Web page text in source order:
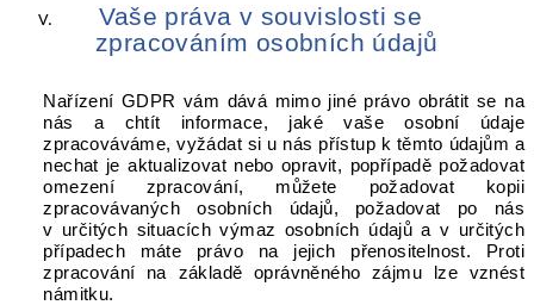
Vaše práva v souvislosti se
zpracováním osobních údajů
Nařízení GDPR vám dává mimo jiné právo obrátit se na
nás a chtít informace, jaké vaše osobní údaje
zpracováváme, vyžádat si u nás přístup k těmto údajům a
nechat je aktualizovat nebo opravit, popřípadě požadovat
omezení zpracování, můžete požadovat kopii
zpracovávaných osobních údajů, požadovat po nás
v určitých situacích výmaz osobních údajů a v určitých
případech máte právo na jejich přenositelnost. Proti
zpracování na základě oprávněného zájmu lze vznést
námitku.